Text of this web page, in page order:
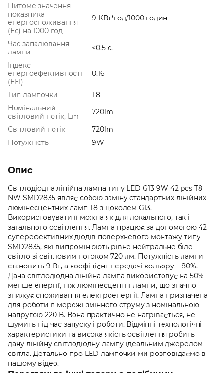
Питоме значення
показника
енергоспоживання
(Ес) на 1000 год
9 КВт*год/1000 годин
Час запалювання
лампи
<0.5 с.
Індекс
енергоефективності
(EEI)
0.16
Тип лампочки
Т8
Номінальний
світловий потік, Lm
720lm
Світловий потік
720lm
Потужність
9W
Опис
Світлодіодна лінійна лампа типу LED G13 9W 42 pcs T8
NW SMD2835 являє собою заміну стандартних лінійних
люмінесцентних ламп Т8 з цоколем G13.
Використовувати її можна як для локального, так і
загального освітлення. Лампа працює за допомогою 42
суперефективних діодів поверхневого монтажу типу
SMD2835, які випромінюють рівне нейтральне біле
світло зі світловим потоком 720 лм. Потужність лампи
становить 9 Вт, а коефіцієнт передачі кольору – 80%.
Дана світлодіодна лінійна лампа використовує на 50%
менше енергії, ніж люмінесцентні лампи, що значно
знижує споживання електроенергії. Лампа призначена
для роботи в мережі змінного струму з номінальною
напругою 220 В. Вона практично не нагрівається, не
шумить під час запуску і роботи. Відмінні технологічні
характеристики та висока якість освітлення робить
дану лінійну світлодіодну лампу ідеальним джерелом
світла. Детально про LED лампочки ми розповідаємо в
нашому відео.